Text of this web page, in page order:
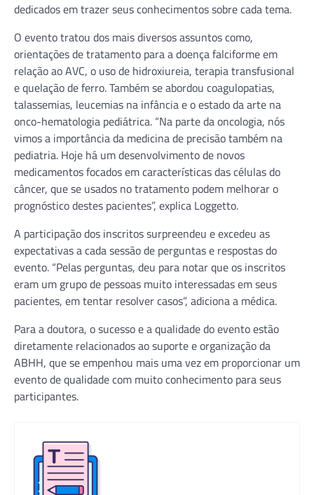
dedicados em trazer seus conhecimentos sobre cada tema.
O evento tratou dos mais diversos assuntos como,
orientações de tratamento para a doença falciforme em
relação ao AVC, o uso de hidroxiureia, terapia transfusional
e quelação de ferro. Também se abordou coagulopatias,
talassemias, leucemias na infância e o estado da arte na
onco-hematologia pediátrica. “Na parte da oncologia, nós
vimos a importância da medicina de precisão também na
pediatria. Hoje há um desenvolvimento de novos
medicamentos focados em características das células do
câncer, que se usados no tratamento podem melhorar o
prognóstico destes pacientes”, explica Loggetto.
A participação dos inscritos surpreendeu e excedeu as
expectativas a cada sessão de perguntas e respostas do
evento. “Pelas perguntas, deu para notar que os inscritos
eram um grupo de pessoas muito interessadas em seus
pacientes, em tentar resolver casos”, adiciona a médica.
Para a doutora, o sucesso e a qualidade do evento estão
diretamente relacionados ao suporte e organização da
ABHH, que se empenhou mais uma vez em proporcionar um
evento de qualidade com muito conhecimento para seus
participantes.